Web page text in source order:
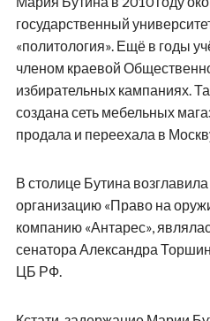
государственный
«политология». Ещё в годы
членом краевой
избирательных кампаниях.
создана сеть мебельных
продала и переехала в
В столице Бутина
организацию «Право на
компанию «Антарес»,
сенатора Александра
ЦБ РФ.